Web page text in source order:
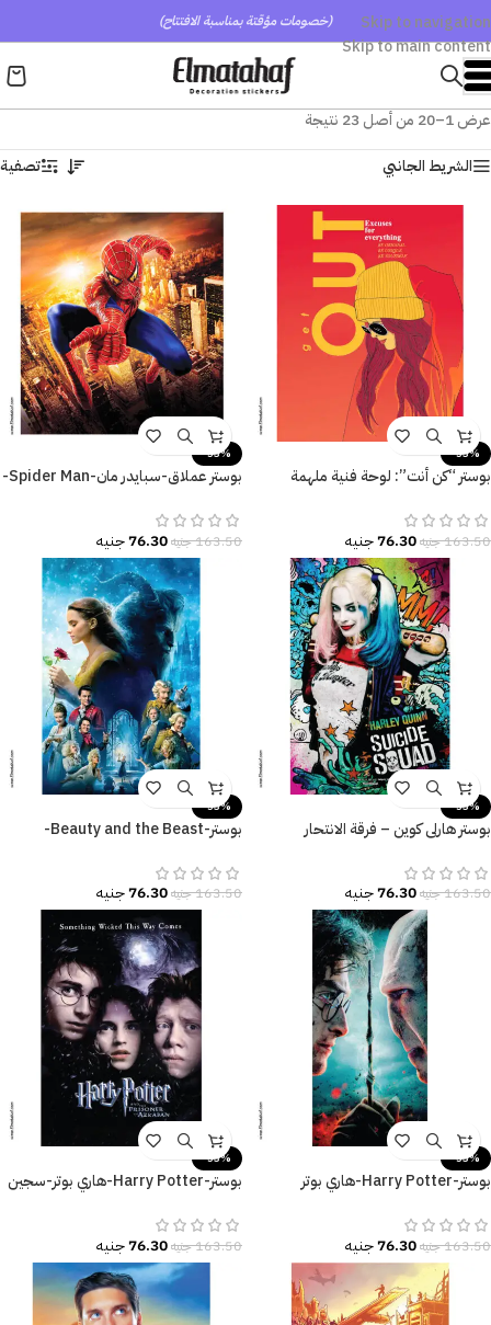
Skip to navigation
Skip to main content
(خصومات مؤقتة بمناسبة الافتتاح)
عرض 1–20 من أصل 23 نتيجة
الشريط الجانبي
تصفية
-53%
بوستر “كن أنت”: لوحة فنية ملهمة
163.50جنيه76.30جنيه
-53%
بوستر عملاق-سبايدر مان-Spider Man-
163.50جنيه76.30جنيه
-53%
بوستر هارلي كوين – فرقة الانتحار
ملون.
163.50جنيه76.30جنيه
-53%
بوستر-Beauty and the Beast-
163.50جنيه76.30جنيه
-53%
بوستر-Harry Potter-هاري بوتر
163.50جنيه76.30جنيه
-53%
بوستر-Harry Potter-هاري بوتر-سجين
163.50جنيه76.30جنيه